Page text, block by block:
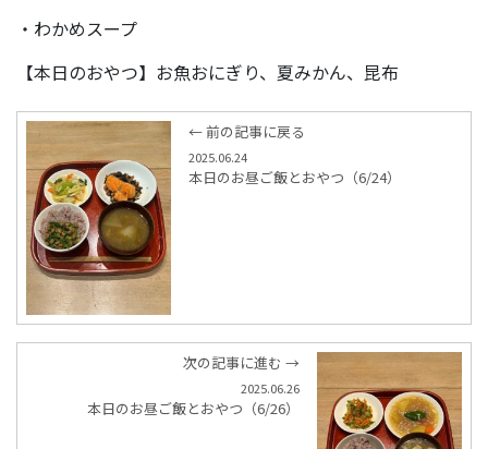
・わかめスープ
【本日のおやつ】お魚おにぎり、夏みかん、昆布
← 前の記事に戻る
2025.06.24
本日のお昼ご飯とおやつ（6/24）
次の記事に進む →
2025.06.26
本日のお昼ご飯とおやつ（6/26）